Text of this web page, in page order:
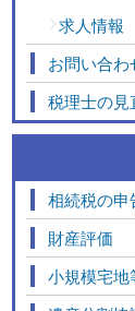
求人情報
お問い合わ
税理士の見
相続税の申
財産評価
小規模宅地